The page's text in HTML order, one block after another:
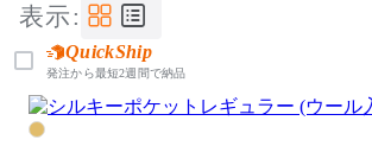
表示:
QuickShip
発注から最短2週間で納品